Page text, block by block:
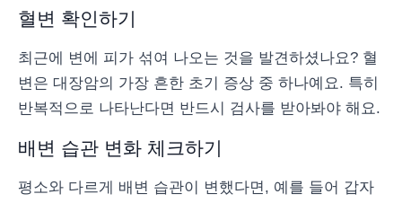
혈변 확인하기
최근에 변에 피가 섞여 나오는 것을 발견하셨나요? 혈
변은 대장암의 가장 흔한 초기 증상 중 하나예요. 특히
반복적으로 나타난다면 반드시 검사를 받아봐야 해요.
배변 습관 변화 체크하기
평소와 다르게 배변 습관이 변했다면, 예를 들어 갑자